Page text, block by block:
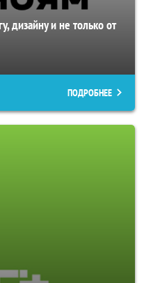
дизайну и не только от
ПОДРОБНЕЕ